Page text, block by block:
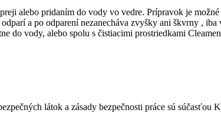
alebo pridaním do vody vo vedre. Prípravok je
a po odparení nezanecháva zvyšky ani škvrny , iba
do vody, alebo spolu s čistiacimi prostriedkami
látok a zásady bezpečnosti práce sú súčasťou